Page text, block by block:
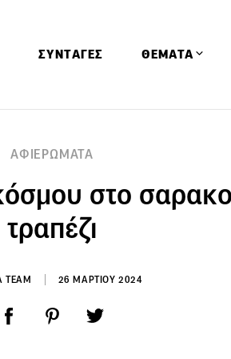
ΣΥΝΤΑΓΕΣ ΘΕΜΑΤΑ
Ειδήσεις
Έρευνες
ΑΦΙΕΡΩΜΑΤΑ
στο
τραπέζι
TEAM 26 ΜΑΡΤΙΟΥ 2024